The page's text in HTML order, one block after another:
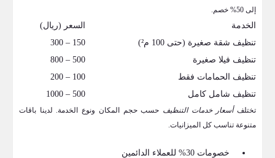
إلى 50% خصم.
الخدمة
السعر (ريال)
تنظيف شقة صغيرة (حتى 100 م²)
150 – 300
تنظيف فيلا صغيرة
500 – 800
تنظيف الحمامات فقط
100 – 200
تنظيف شامل كامل
500 – 1000
تختلفأسعار خدمات التنظيف حسب حجم المكان ونوع الخدمة. لدينا باقات
متنوعة تناسب كل الميزانيات.
خصومات 30% للعملاء الدائمين